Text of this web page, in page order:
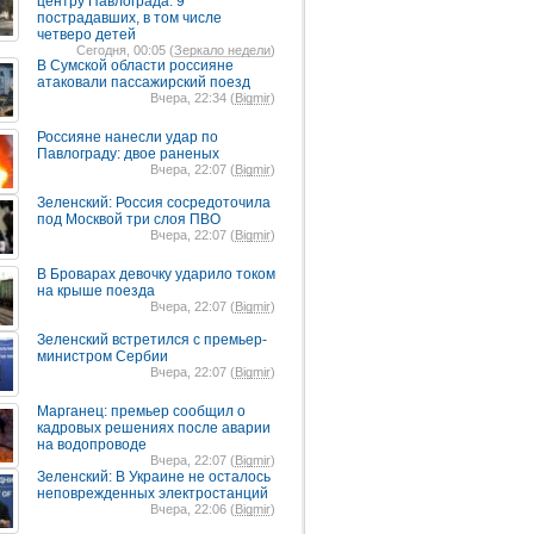
пострадавших, в том числе
четверо детей
Сегодня, 00:05 (Зеркало недели)
В Сумской области россияне
атаковали пассажирский поезд
Вчера, 22:34 (Bigmir)
Россияне нанесли удар по
Павлограду: двое раненых
Вчера, 22:07 (Bigmir)
Зеленский: Россия сосредоточила
под Москвой три слоя ПВО
Вчера, 22:07 (Bigmir)
В Броварах девочку ударило током
на крыше поезда
Вчера, 22:07 (Bigmir)
Зеленский встретился с премьер-
министром Сербии
Вчера, 22:07 (Bigmir)
Марганец: премьер сообщил о
кадровых решениях после аварии
на водопроводе
Вчера, 22:07 (Bigmir)
Зеленский: В Украине не осталось
неповрежденных электростанций
Вчера, 22:06 (Bigmir)